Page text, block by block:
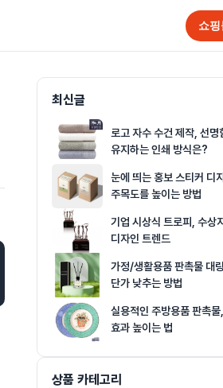
쇼
최신글
로고 자수 수건 제작, 선명
유지하는 인쇄 방식은?
눈에 띄는 홍보 스티커 디
주목도를 높이는 방법
기업 시상식 트로피, 수상
디자인 트렌드
가정/생활용품 판촉물 대
단가 낮추는 방법
실용적인 주방용품 판촉물
효과 높이는 법
상품 카테고리